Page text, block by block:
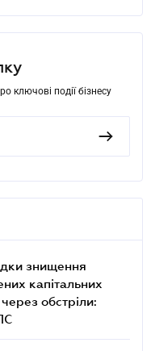
ключові події бізнесу
знищення
капітальних
через обстріли: